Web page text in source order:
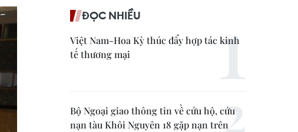
ĐỌC NHIỀU
Việt Nam-Hoa Kỳ thúc đẩy hợp tác kinh
tế thương mại
Bộ Ngoại giao thông tin về cứu hộ, cứu
nạn tàu Khôi Nguyên 18 gặp nạn trên